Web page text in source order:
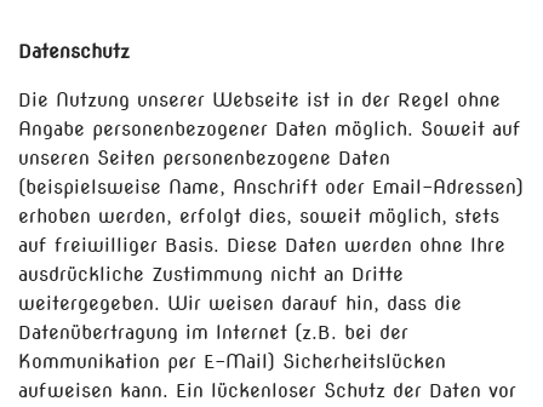
Datenschutz
Die Nutzung unserer Webseite ist in der Regel ohne
Angabe personenbezogener Daten möglich. Soweit auf
unseren Seiten personenbezogene Daten
(beispielsweise Name, Anschrift oder Email-Adressen)
erhoben werden, erfolgt dies, soweit möglich, stets
auf freiwilliger Basis. Diese Daten werden ohne Ihre
ausdrückliche Zustimmung nicht an Dritte
weitergegeben. Wir weisen darauf hin, dass die
Datenübertragung im Internet (z.B. bei der
Kommunikation per E-Mail) Sicherheitslücken
aufweisen kann. Ein lückenloser Schutz der Daten vor